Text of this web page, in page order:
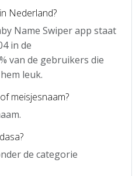
Nederland?
Name Swiper app staat
in de
van de gebruikers die
leuk.
meisjesnaam?
de categorie